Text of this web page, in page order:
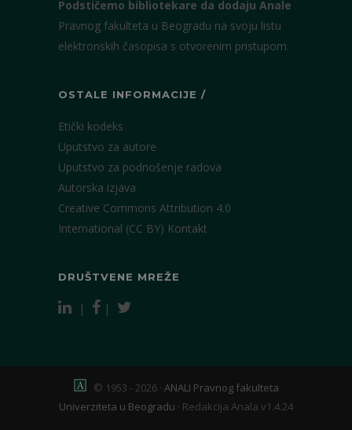
Podstičemo bibliotekare da dodaju Anale
Pravnog fakulteta u Beogradu na svoju listu
elektronskih časopisa s otvorenim pristupom.
OSTALE INFORMACIJE /
Etički kodeks
Uputstvo za autore
Uputstvo za podnošenje radova
Autorska izjava
Creative Commons Attribution 4.0
International (CC BY) Kontakt
DRUŠTVENE MREŽE
| |
© 1953 - 2026 · ANALI Pravnog fakulteta
Univerziteta u Beogradu · Redakcija Anala v1.4.24